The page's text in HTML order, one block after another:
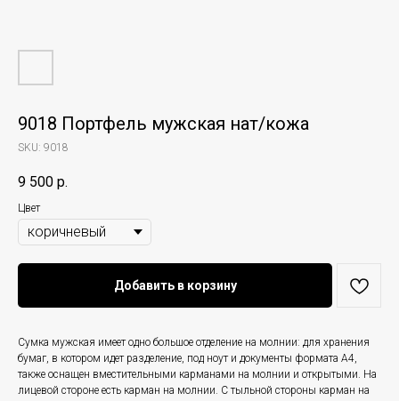
9018 Портфель мужская нат/кожа
SKU: 9018
9 500 р.
Цвет
Добавить в корзину
Сумка мужская имеет одно большое отделение на молнии: для хранения
бумаг, в котором идет разделение, под ноут и документы формата А4,
также оснащен вместительными карманами на молнии и открытыми. На
лицевой стороне есть карман на молнии. С тыльной стороны карман на